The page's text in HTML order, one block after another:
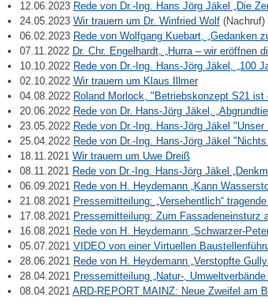
12.06.2023 Rede von Dr.-Ing. Hans Jörg Jäkel „Die
24.05.2023 Wir trauern um Dr. Winfried Wolf(Nachruf)
06.02.2023 Rede von Wolfgang Kuebart, „Gedanken
07.11.2022 Dr. Chr. Engelhardt, „Hurra – wir eröffnen
10.10.2022 Rede von Dr.-Ing. Hans-Jörg Jäkel, „100
02.10.2022 Wir trauern um Klaus Illmer
04.08.2022 Roland Morlock, "Betriebskonzept S21
20.06.2022 Rede von Dr. Hans-Jörg Jäkel,
23.05.2022 Rede von Dr.-Ing. Hans-Jörg Jäkel
25.04.2022 Rede von Dr.-Ing. Hans-Jörg Jäkel
18.11.2021 Wir trauern um Uwe Dreiß
08.11.2021 Rede von Dr.-Ing. Hans-Jörg Jäkel
06.09.2021 Rede von H. Heydemann „Kann
21.08.2021 Pressemitteilung: „Versehentlich“
17.08.2021 Pressemitteilung: Zum Fassadeneinsturz
16.08.2021 Rede von H. Heydemann „Schwarzer-
05.07.2021 VIDEO von einer Virtuellen
28.06.2021 Rede von H. Heydemann „Verstopfte
28.04.2021 Pressemitteilung „Natur-,
08.04.2021 ARD-REPORT MAINZ: Neue Zweifel am